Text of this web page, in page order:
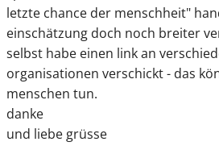
letzte chance der menschheit"
einschätzung doch noch breiter
selbst habe einen link an
organisationen verschickt - das
menschen tun.
danke
und liebe grüsse